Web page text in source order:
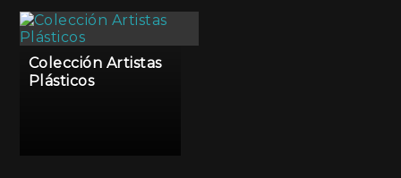
Colección Artistas
Plásticos